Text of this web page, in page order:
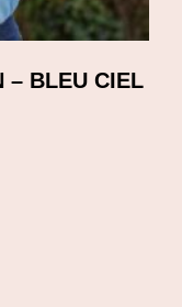
– BLEU CIEL